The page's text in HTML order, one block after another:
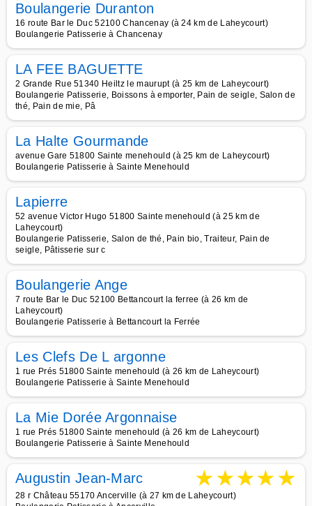
Boulangerie Duranton
16 route Bar le Duc 52100 Chancenay (à 24 km de Laheycourt)
Boulangerie Patisserie à Chancenay
LA FEE BAGUETTE
2 Grande Rue 51340 Heiltz le maurupt (à 25 km de Laheycourt)
Boulangerie Patisserie, Boissons à emporter, Pain de seigle, Salon de
thé, Pain de mie, Pâ
La Halte Gourmande
avenue Gare 51800 Sainte menehould (à 25 km de Laheycourt)
Boulangerie Patisserie à Sainte Menehould
Lapierre
52 avenue Victor Hugo 51800 Sainte menehould (à 25 km de
Laheycourt)
Boulangerie Patisserie, Salon de thé, Pain bio, Traiteur, Pain de
seigle, Pâtisserie sur c
Boulangerie Ange
7 route Bar le Duc 52100 Bettancourt la ferree (à 26 km de
Laheycourt)
Boulangerie Patisserie à Bettancourt la Ferrée
Les Clefs De L argonne
1 rue Prés 51800 Sainte menehould (à 26 km de Laheycourt)
Boulangerie Patisserie à Sainte Menehould
La Mie Dorée Argonnaise
1 rue Prés 51800 Sainte menehould (à 26 km de Laheycourt)
Boulangerie Patisserie à Sainte Menehould
Augustin Jean-Marc ★★★★★
28 r Château 55170 Ancerville (à 27 km de Laheycourt)